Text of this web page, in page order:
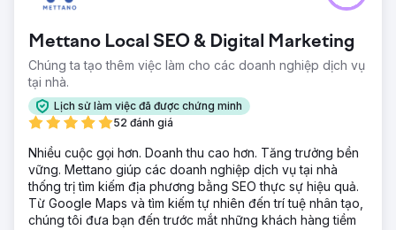
Kết quả
Công việc của Anchour đã mang lại những kết quả đáng
kể, với việc Walden đạt được mức tăng trưởng thành viên
tích cực đầu tiên kể từ năm 2022 trong khi giảm chi tiêu
75%. Việc thiết lập lại thương hiệu của họ đã đưa công ty
vào một con đường mới để thành công, với mức tăng
trưởng hàng tháng ổn định kể từ khi quan hệ đối tác bắt
đầu. Sự tập trung của Anchour vào hành động, giao tiếp
rõ ràng và sự tích hợp sâu sắc với nhóm của Walden đã
biến họ trở thành một phần mở rộng đáng tin cậy của bộ
phận tiếp thị, mang lại tác động kinh doanh hữu hình.
Chuyển đến trang agency
Mettano Local SEO & Digital Marketing
Chúng ta tạo thêm việc làm cho các doanh nghiệp dịch vụ
tại nhà.
Lịch sử làm việc đã được chứng minh
52 đánh giá
Nhiều cuộc gọi hơn. Doanh thu cao hơn. Tăng trưởng bền
vững. Mettano giúp các doanh nghiệp dịch vụ tại nhà
thống trị tìm kiếm địa phương bằng SEO thực sự hiệu quả.
Từ Google Maps và tìm kiếm tự nhiên đến trí tuệ nhân tạo,
chúng tôi đưa bạn đến trước mắt những khách hàng tiềm